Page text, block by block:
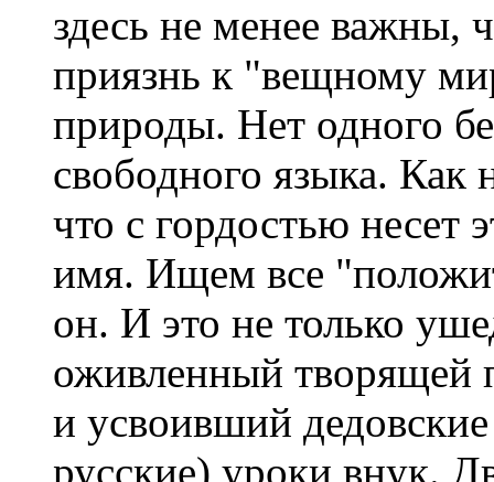
здесь не менее важны,
приязнь к "вещному
природы. Нет одного
свободного языка. Как
что с гордостью несет
имя. Ищем все
он. И это не только
оживленный творящей
и усвоивший
русские) уроки внук.